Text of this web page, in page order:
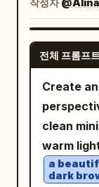
stubby
standing
samurai
glowing
left. Add
around
the
and use
with a
작성자
전체 프롬프
Create
clean
warm
a
dark